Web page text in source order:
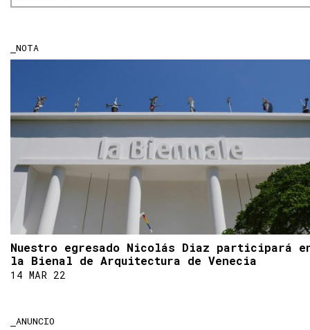
NOTA
Nuestro egresado Nicolás Diaz participará
la Bienal de Arquitectura de Venecia
14 MAR 22
ANUNCIO